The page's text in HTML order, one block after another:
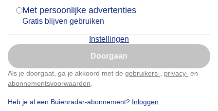
Met persoonlijke advertenties
Gratis blijven gebruiken
Instellingen
Doorgaan
Als je doorgaat, ga je akkoord met de gebruikers- privacy- en
abonnementsvoorwaarden
Heb je al een Buienradar-abonnement? Inloggen
Door: Astrid Wiessner Hoog Gemaakt: 13-11-2025, 46x bekeken
Wolken
Nu niet, misschien later
Klik hierom dit aan te passen